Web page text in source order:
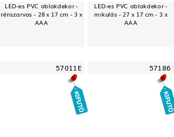
LED-es PVC ablakdekor -
rénszarvas - 28 x 17 cm - 3 x
AAA
LED-es PVC ablakdekor -
mikulás - 27 x 17 cm - 3 x
AAA
57011E 57186